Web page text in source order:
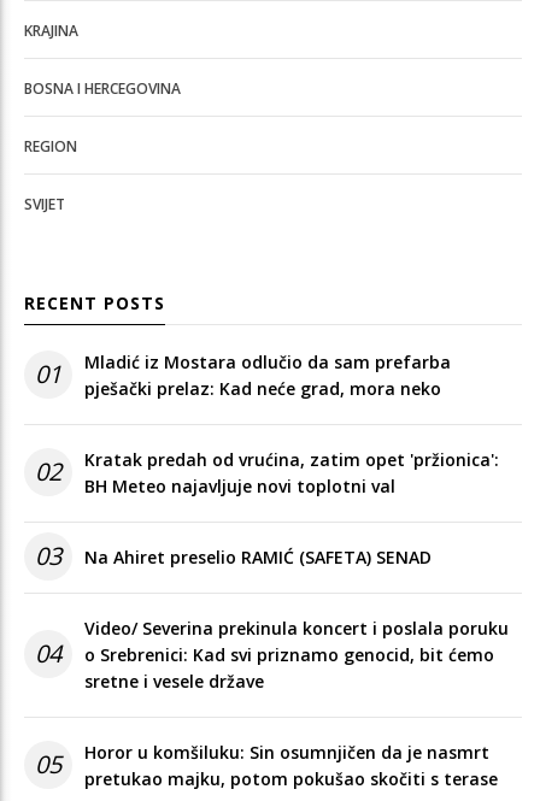
KRAJINA
BOSNA I HERCEGOVINA
REGION
SVIJET
RECENT POSTS
01
Mladić iz Mostara odlučio da sam prefarba
pješački prelaz: Kad neće grad, mora neko
02
Kratak predah od vrućina, zatim opet 'pržionica':
BH Meteo najavljuje novi toplotni val
03 Na Ahiret preselio RAMIĆ (SAFETA) SENAD
04
Video/ Severina prekinula koncert i poslala poruku
o Srebrenici: Kad svi priznamo genocid, bit ćemo
sretne i vesele države
05
Horor u komšiluku: Sin osumnjičen da je nasmrt
pretukao majku, potom pokušao skočiti s terase